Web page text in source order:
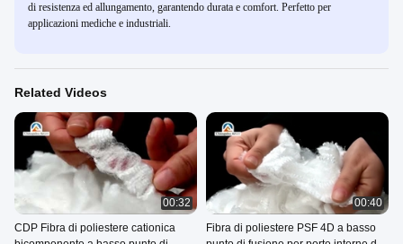
di resistenza ed allungamento, garantendo durata e comfort. Perfetto per
applicazioni mediche e industriali.
Related Videos
00:32
CDP Fibra di poliestere cationica
00:40
Fibra di poliestere PSF 4D a basso